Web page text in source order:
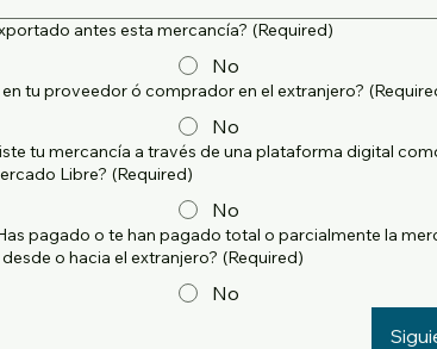
antes esta mercancía? (Required)
No
tu proveedor ó comprador en el extranjero?
No
tu mercancía a través de una plataforma digital
Libre? (Required)
No
pagado o te han pagado total o parcialmente la
o hacia el extranjero? (Required)
No